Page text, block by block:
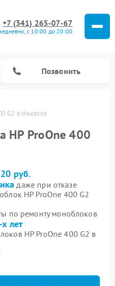
+7 (341) 265-07-67
с 10:00 до 20:00
Позвонить
G2 в Ижевске
HP ProOne 400
руб.
даже при отказе
HP ProOne 400 G2
по ремонту моноблоков
лет
HP ProOne 400 G2 в